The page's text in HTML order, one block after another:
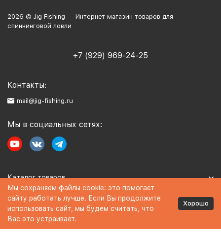
2026 © Jig Fishing — Интернет магазин товаров для
спиннинговой ловли
+7 (929) 969-24-25
Контакты:
mail@jig-fishing.ru
Мы в социальных сетях:
Каталог товаров
Информация
Политика персональных данных
Мы сохраняем файлы cookie: это помогает
сайту работать лучше. Если Вы продолжите
использовать сайт, мы будем считать, что
Вас это устраивает.
Хорошо